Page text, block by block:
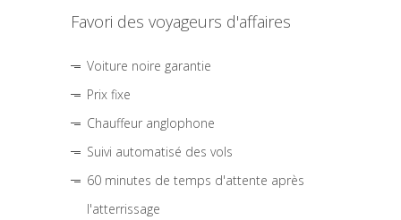
Favori des voyageurs d'affaires
Voiture noire garantie
Prix fixe
Chauffeur anglophone
Suivi automatisé des vols
60 minutes de temps d'attente après
l'atterrissage